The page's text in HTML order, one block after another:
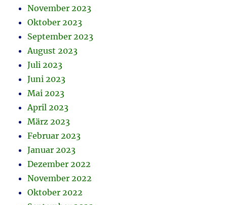
November 2023
Oktober 2023
September 2023
August 2023
Juli 2023
Juni 2023
Mai 2023
April 2023
März 2023
Februar 2023
Januar 2023
Dezember 2022
November 2022
Oktober 2022